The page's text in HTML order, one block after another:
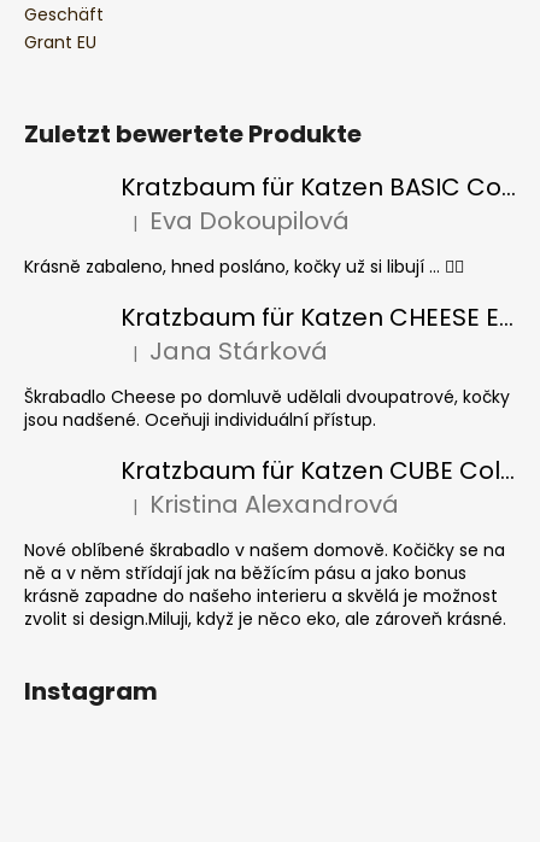
Geschäft
Grant EU
Zuletzt bewertete Produkte
Kratzbaum für Katzen BASIC Colour
Die Produktbewertung beträgt 5 von 5 Sternen.
| Eva Dokoupilová
Krásně zabaleno, hned posláno, kočky už si libují ... 👍🏻
Kratzbaum für Katzen CHEESE ELIPSE colour
Die Produktbewertung beträgt 5 von 5 Sternen.
| Jana Stárková
Škrabadlo Cheese po domluvě udělali dvoupatrové, kočky
jsou nadšené. Oceňuji individuální přístup.
Kratzbaum für Katzen CUBE Colour
Die Produktbewertung beträgt 5 von 5 Sternen.
| Kristina Alexandrová
Nové oblíbené škrabadlo v našem domově. Kočičky se na
ně a v něm střídají jak na běžícím pásu a jako bonus
krásně zapadne do našeho interieru a skvělá je možnost
zvolit si design.Miluji, když je něco eko, ale zároveň krásné.
Instagram